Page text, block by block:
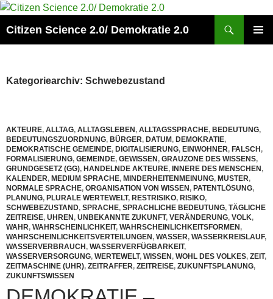
Zum
springen
Citizen Science 2.0/ Demokratie 2.0
Kategoriearchiv: Schwebezustand
AKTEURE, ALLTAG, ALLTAGSLEBEN, ALLTAGSSPRACHE, BEDEUTUNG,
BEDEUTUNGSZUORDNUNG, BÜRGER, DATUM, DEMOKRATIE,
DEMOKRATISCHE GEMEINDE, DIGITALISIERUNG, EINWOHNER, FALSCH,
FORMALISIERUNG, GEMEINDE, GEWISSEN, GRAUZONE DES WISSENS,
GRUNDGESETZ (GG), HANDELNDE AKTEURE, INNERE DES MENSCHEN,
KALENDER, MEDIUM SPRACHE, MINDERHEITENMEINUNG, MUSTER,
NORMALE SPRACHE, ORGANISATION VON WISSEN, PATENTLÖSUNG,
PLANUNG, PLURALE WERTEWELT, RESTRISIKO, RISIKO,
SCHWEBEZUSTAND, SPRACHE, SPRACHLICHE BEDEUTUNG, TÄGLICHE
ZEITREISE, UHREN, UNBEKANNTE ZUKUNFT, VERÄNDERUNG, VOLK,
WAHR, WAHRSCHEINLICHKEIT, WAHRSCHEINLICHKEITSFORMEN,
WAHRSCHEINLICHKEITSVERTEILUNGEN, WASSER, WASSERKREISLAUF,
WASSERVERBRAUCH, WASSERVERFÜGBARKEIT,
WASSERVERSORGUNG, WERTEWELT, WISSEN, WOHL DES VOLKES, ZEIT,
ZEITMASCHINE (UHR), ZEITRAFFER, ZEITREISE, ZUKUNFTSPLANUNG,
ZUKUNFTSWISSEN